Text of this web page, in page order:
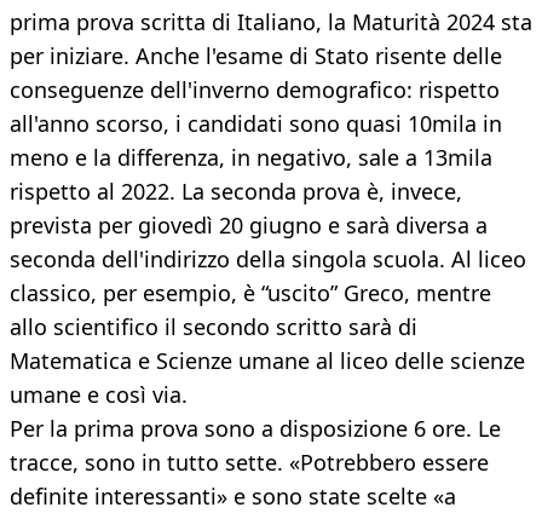
prima prova scritta di Italiano, la Maturità 2024 sta
per iniziare. Anche l'esame di Stato risente delle
conseguenze dell'inverno demografico: rispetto
all'anno scorso, i candidati sono quasi 10mila in
meno e la differenza, in negativo, sale a 13mila
rispetto al 2022. La seconda prova è, invece,
prevista per giovedì 20 giugno e sarà diversa a
seconda dell'indirizzo della singola scuola. Al liceo
classico, per esempio, è “uscito” Greco, mentre
allo scientifico il secondo scritto sarà di
Matematica e Scienze umane al liceo delle scienze
umane e così via.
Per la prima prova sono a disposizione 6 ore. Le
tracce, sono in tutto sette. «Potrebbero essere
definite interessanti» e sono state scelte «a